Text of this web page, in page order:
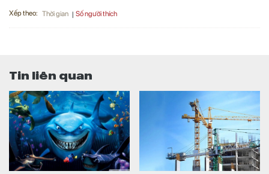
Xếp theo: Thời gian Số người thích
Tin liên quan